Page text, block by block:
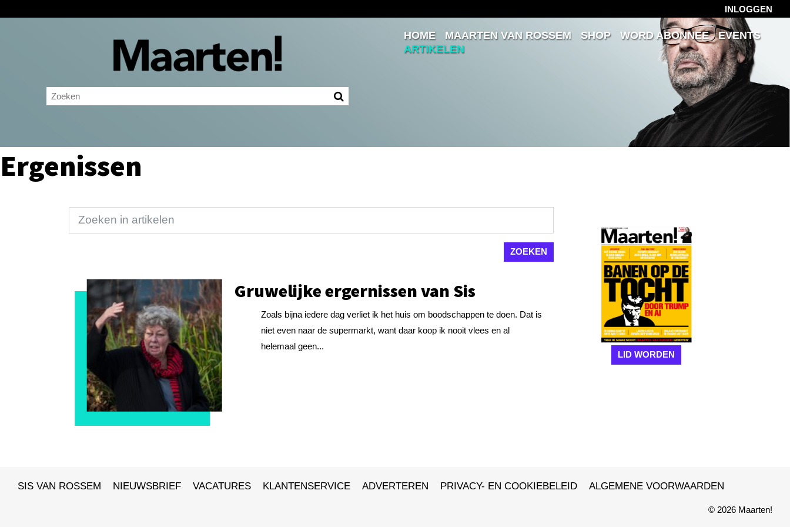
INLOGGEN
Inloggen
Ingelogd blijven
HOME MAARTEN VAN ROSSEM SHOP WORD ABONNEE
EVENTS
ARTIKELEN
Ergenissen
Gruwelijke ergernissen van Sis
Zoals bijna iedere dag verliet ik het huis om boodschappen te doen. Dat is
niet even naar de supermarkt, want daar koop ik nooit vlees en al
helemaal geen...
LID WORDEN
SIS VAN ROSSEM NIEUWSBRIEF VACATURES KLANTENSERVICE ADVERTEREN PRIVACY- EN COOKIEBELEID ALGEMENE VOORWAARDEN
© 2026 Maarten!